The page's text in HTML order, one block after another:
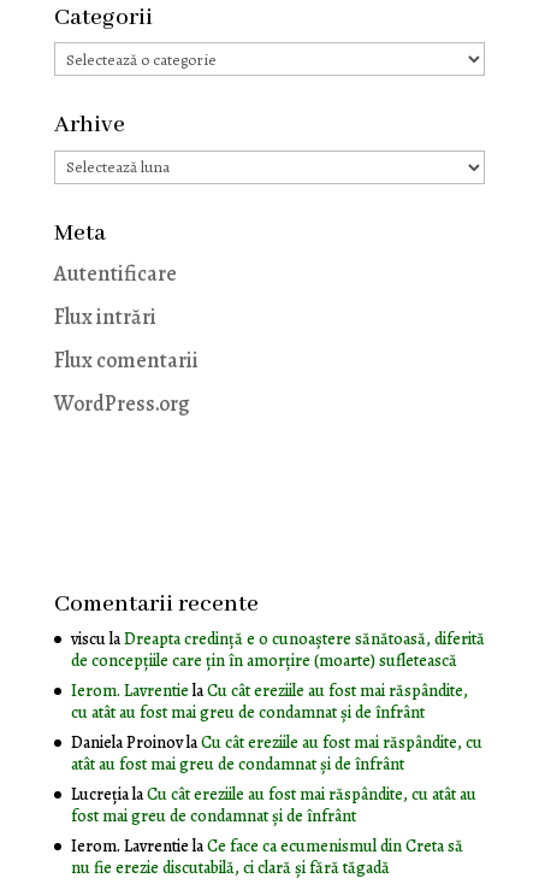
Categorii
Categorii
Arhive
Arhive
Meta
Autentificare
Flux intrări
Flux comentarii
WordPress.org
Comentarii recente
visculaDreapta credință e o cunoaștere sănătoasă, diferită
de concepțiile care țin în amorțire (moarte) sufletească
Ierom. LavrentielaCu cât ereziile au fost mai răspândite,
cu atât au fost mai greu de condamnat și de înfrânt
Daniela ProinovlaCu cât ereziile au fost mai răspândite, cu
atât au fost mai greu de condamnat și de înfrânt
LucrețialaCu cât ereziile au fost mai răspândite, cu atât au
fost mai greu de condamnat și de înfrânt
Ierom. LavrentielaCe face ca ecumenismul din Creta să
nu fie erezie discutabilă, ci clară și fără tăgadă